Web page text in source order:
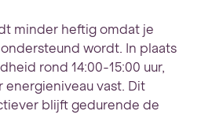
minder heftig omdat je
wordt. In plaats
rond 14:00-15:00 uur,
energieniveau vast. Dit
blijft gedurende de